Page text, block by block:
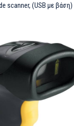
scanner, (USB με βάση)